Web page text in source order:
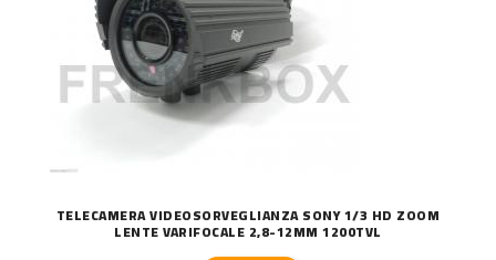
TELECAMERA VIDEOSORVEGLIANZA SONY 1/3 HD ZOOM
LENTE VARIFOCALE 2,8-12MM 1200TVL